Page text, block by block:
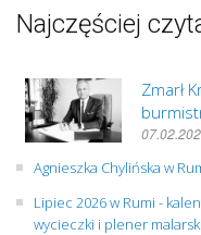
Najczęściej
Zmarł
Agnieszka Chylińska w
Lipiec 2026 w Rumi -
wycieczki i plener